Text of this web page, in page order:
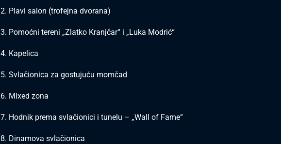
2. Plavi salon (trofejna dvorana)
3. Pomoćni tereni „Zlatko Kranjčar“ i „Luka Modrić“
4. Kapelica
5. Svlačionica za gostujuću momčad
6. Mixed zona
7. Hodnik prema svlačionici i tunelu – „Wall of Fame“
8. Dinamova svlačionica